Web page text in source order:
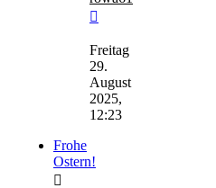
Beitrag
Freitag
29.
August
2025,
12:23
Frohe
Ostern!